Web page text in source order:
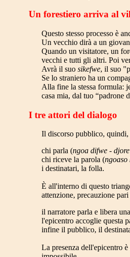
Un forestiero arriva al
Questo stesso processo è
Un vecchio dirà a un
Quando un visitatore, un
vecchi e tutti gli altri. Poi
Avrà il suo sikefwe, il suo
Se lo straniero ha un
Alla fine la stessa formula:
casa mia, dal tuo “padrone
I tre attori del dialogo
Il discorso pubblico, quindi,
chi parla (ngoa difwe -
chi riceve la parola (ngoaso
i destinatari, la folla.
È all'interno di questo
attenzione, precauzione
il narratore parla e libera
l'epicentro accoglie questa
infine il pubblico, il
La presenza dell'epicentro